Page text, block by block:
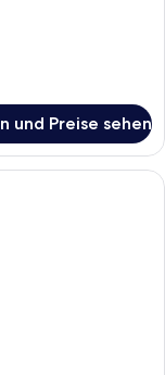
und Preise sehen
mit Bett,